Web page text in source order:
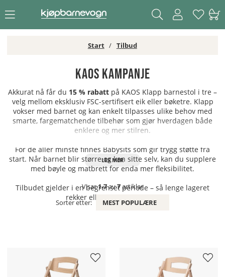
Start Tilbud
KAOS Kampanje
Akkurat nå får du 15 % rabatt på KAOS Klapp barnestol i tre –
velg mellom eksklusiv FSC-sertifisert eik eller bøketre. Klapp
vokser med barnet og kan enkelt tilpasses ulike behov med
smarte, fargematchende tilbehør som gjør hverdagen både
enklere og mer stilren.
For de aller minste finnes Babysits som gir trygg støtte fra
start. Når barnet blir større og kan sitte selv, kan du supplere
med bøyle og matbrett for enda mer fleksibilitet.
Tilbudet gjelder i en begrenset periode – så lenge lageret
rekker eller
Visar1-7av7artiklar
Sorter etter:
MEST POPULÆRE